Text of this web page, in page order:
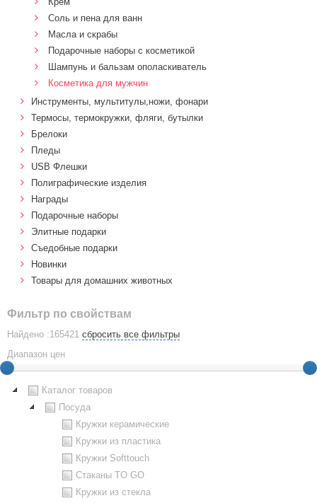
Соль и пена для ванн
Масла и скрабы
Подарочные наборы с косметикой
Шампунь и бальзам ополаскиватель
Косметика для мужчин
Инструменты, мультитулы,ножи, фонари
Термосы, термокружки, фляги, бутылки
Брелоки
Пледы
USB Флешки
Полиграфические изделия
Награды
Подарочные наборы
Элитные подарки
Cъедобные подарки
Новинки
Товары для домашних животных
Фильтр по свойствам
Найдено :165421 сбросить все фильтры
Диапазон цен
Каталог товаров
Посуда
Кружки керамические
Кружки из пластика
Кружки Softtouch
Стаканы TO GO
Кружки из стекла